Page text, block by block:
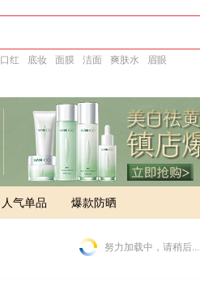
口红 底妆 面膜 洁面 爽肤水 眉眼
人气单品 爆款防晒
努力加载中，请稍后...